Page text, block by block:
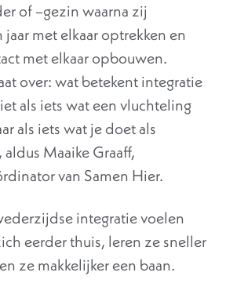
of –gezin waarna zij
met elkaar optrekken en
met elkaar opbouwen.
over: wat betekent integratie
als iets wat een vluchteling
als iets wat je doet als
aldus Maaike Graaff,
van Samen Hier.
integratie voelen
eerder thuis, leren ze sneller
ze makkelijker een baan.